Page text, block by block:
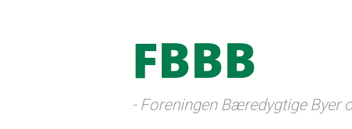
FBBB
- Foreningen Bæredygtige Byer